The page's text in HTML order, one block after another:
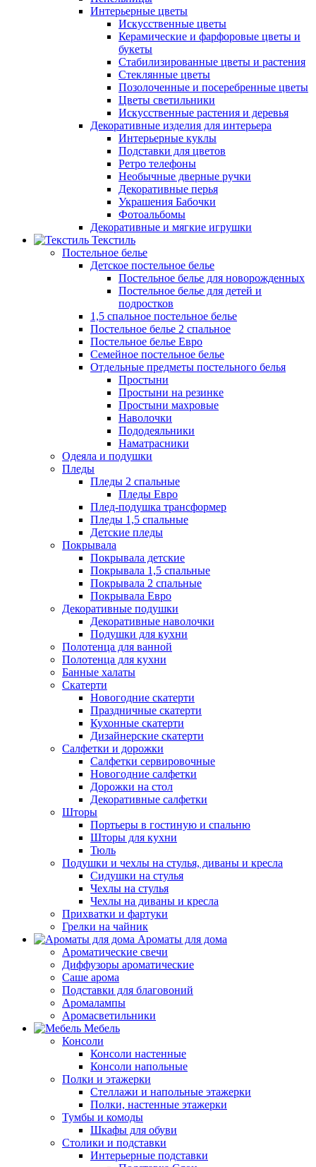
Интерьерные цветы
Искусственные цветы
Керамические и фарфоровые цветы и
букеты
Стабилизированные цветы и растения
Стеклянные цветы
Позолоченные и посеребренные цветы
Цветы светильники
Искусственные растения и деревья
Декоративные изделия для интерьера
Интерьерные куклы
Подставки для цветов
Ретро телефоны
Необычные дверные ручки
Декоративные перья
Украшения Бабочки
Фотоальбомы
Декоративные и мягкие игрушки
Текстиль
Постельное белье
Детское постельное белье
Постельное белье для новорожденных
Постельное белье для детей и
подростков
1,5 спальное постельное белье
Постельное белье 2 спальное
Постельное белье Евро
Семейное постельное белье
Отдельные предметы постельного белья
Простыни
Простыни на резинке
Простыни махровые
Наволочки
Пододеяльники
Наматрасники
Одеяла и подушки
Пледы
Пледы 2 спальные
Пледы Евро
Плед-подушка трансформер
Пледы 1,5 спальные
Детские пледы
Покрывала
Покрывала детские
Покрывала 1,5 спальные
Покрывала 2 спальные
Покрывала Евро
Декоративные подушки
Декоративные наволочки
Подушки для кухни
Полотенца для ванной
Полотенца для кухни
Банные халаты
Скатерти
Новогодние скатерти
Праздничные скатерти
Кухонные скатерти
Дизайнерские скатерти
Салфетки и дорожки
Салфетки сервировочные
Новогодние салфетки
Дорожки на стол
Декоративные салфетки
Шторы
Портьеры в гостиную и спальню
Шторы для кухни
Тюль
Подушки и чехлы на стулья, диваны и кресла
Сидушки на стулья
Чехлы на стулья
Чехлы на диваны и кресла
Прихватки и фартуки
Грелки на чайник
Ароматы для дома
Ароматические свечи
Диффузоры ароматические
Саше арома
Подставки для благовоний
Аромалампы
Аромасветильники
Мебель
Консоли
Консоли настенные
Консоли напольные
Полки и этажерки
Стеллажи и напольные этажерки
Полки, настенные этажерки
Тумбы и комоды
Шкафы для обуви
Столики и подставки
Интерьерные подставки